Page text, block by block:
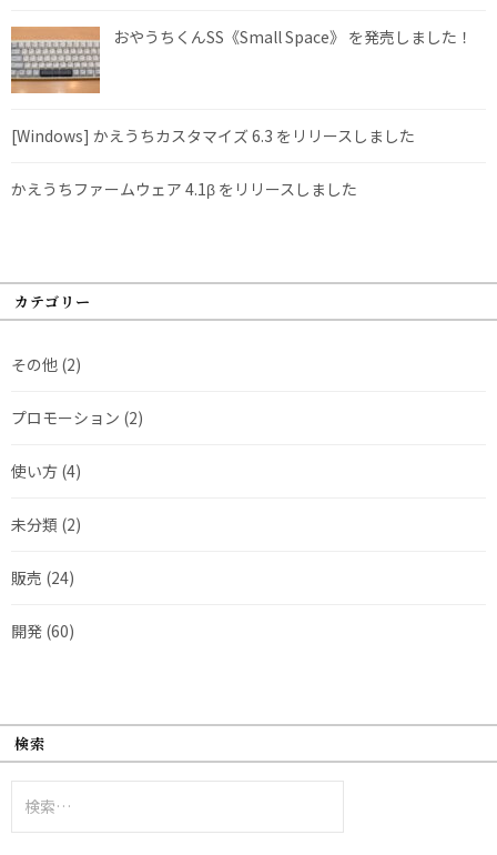
おやうちくんSS《Small Space》 を発売しました！
[Windows] かえうちカスタマイズ 6.3 をリリースしました
かえうちファームウェア 4.1β をリリースしました
カテゴリー
その他 (2)
プロモーション (2)
使い方 (4)
未分類 (2)
販売 (24)
開発 (60)
検索
索: